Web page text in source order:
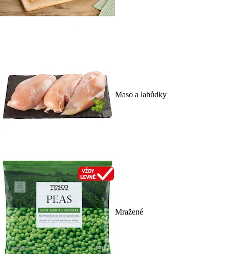
Maso a lahůdky
Mražené